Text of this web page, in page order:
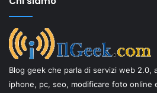
Blog geek che parla di servizi web 2.0,
iphone, pc, seo, modificare foto online